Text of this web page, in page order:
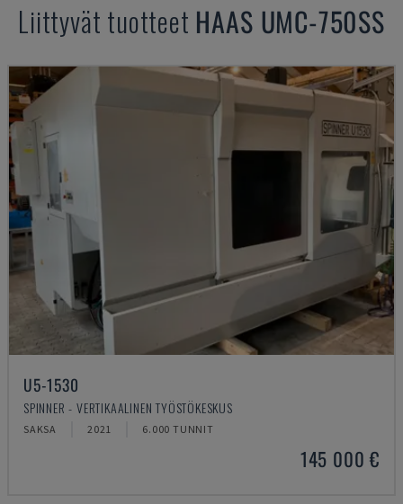
Liittyvät tuotteet HAAS UMC-750SS
U5-1530
SPINNER - VERTIKAALINEN TYÖSTÖKESKUS
SAKSA 2021 6.000 TUNNIT
145 000 €